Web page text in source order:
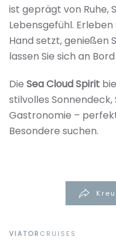
ist geprägt von Ruhe,
Lebensgefühl. Erleben
Hand setzt, genießen
lassen Sie sich an
Die Sea Cloud Spirit
stilvolles
Gastronomie –
Besondere suchen.
VIATORCRUISES